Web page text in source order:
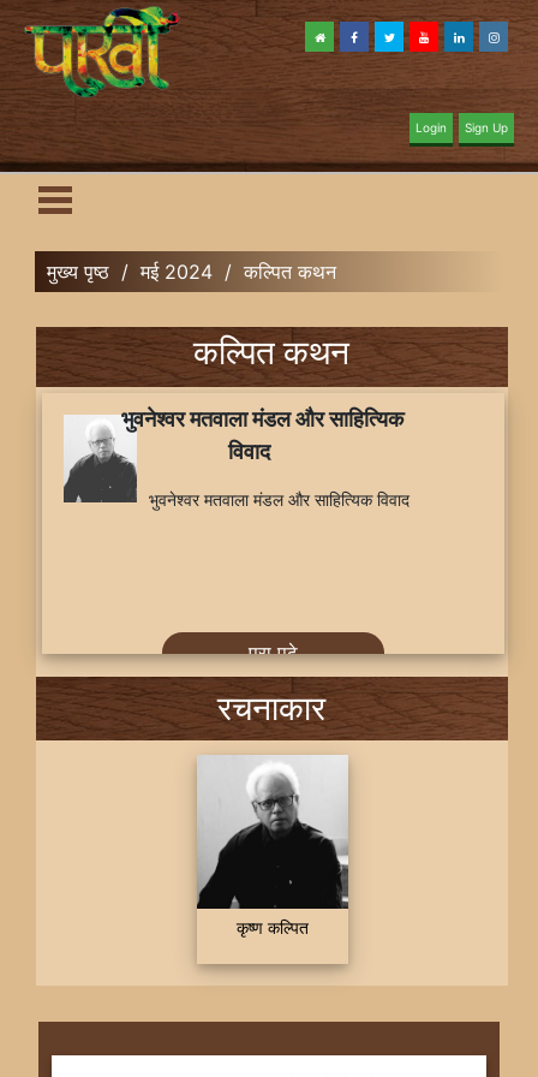
Login Sign Up
मुख्य पृष्ठ / मई 2024 / कल्पित कथन
कल्पित कथन
भुवनेश्वर मतवाला मंडल और साहित्यिक
विवाद
भुवनेश्वर मतवाला मंडल और साहित्यिक विवाद
पूरा पढ़े
रचनाकार
कृष्ण कल्पित